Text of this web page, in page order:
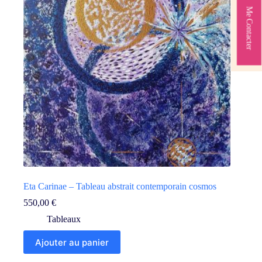
Eta Carinae – Tableau abstrait contemporain cosmos
550,00 €
Tableaux
Ajouter au panier
Me Contacter